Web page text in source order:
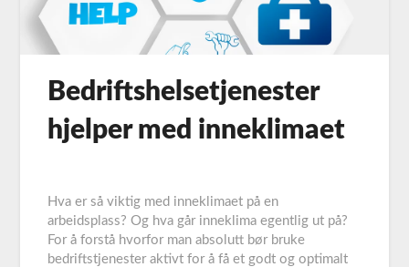
Bedriftshelsetjenester
hjelper med inneklimaet
Hva er så viktig med inneklimaet på en
arbeidsplass? Og hva går inneklima egentlig ut på?
For å forstå hvorfor man absolutt bør bruke
bedriftstjenester aktivt for å få et godt og optimalt